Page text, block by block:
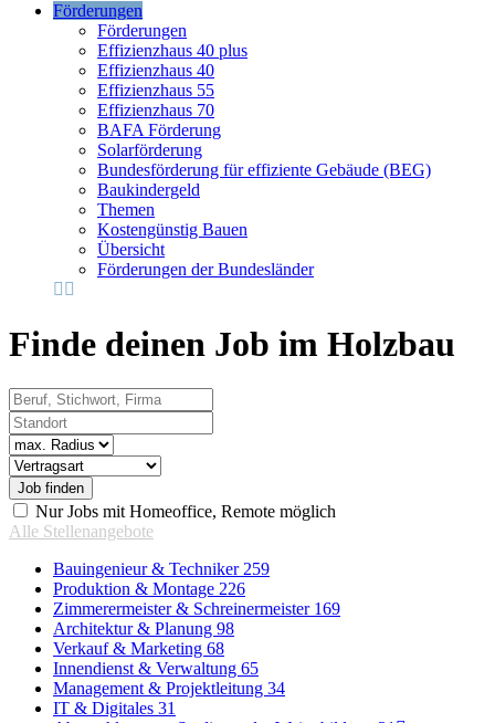
Förderungen
Förderungen
Effizienzhaus 40 plus
Effizienzhaus 40
Effizienzhaus 55
Effizienzhaus 70
BAFA Förderung
Solarförderung
Bundesförderung für effiziente Gebäude (BEG)
Baukindergeld
Themen
Kostengünstig Bauen
Übersicht
Förderungen der Bundesländer
Finde deinen Job im Holzbau
Beruf, Stichwort, Firma
Standort
Radius
Vertragsart
Nur Jobs mit Homeoffice, Remote möglich
Alle Stellenangebote
Bauingenieur & Techniker 259
Produktion & Montage 226
Zimmerermeister & Schreinermeister 169
Architektur & Planung 98
Verkauf & Marketing 68
Innendienst & Verwaltung 65
Management & Projektleitung 34
IT & Digitales 31